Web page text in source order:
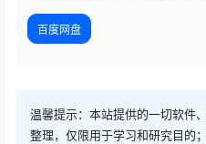
百度网盘
温馨提示：本站提供的一切软件
整理，仅限用于学习和研究目的